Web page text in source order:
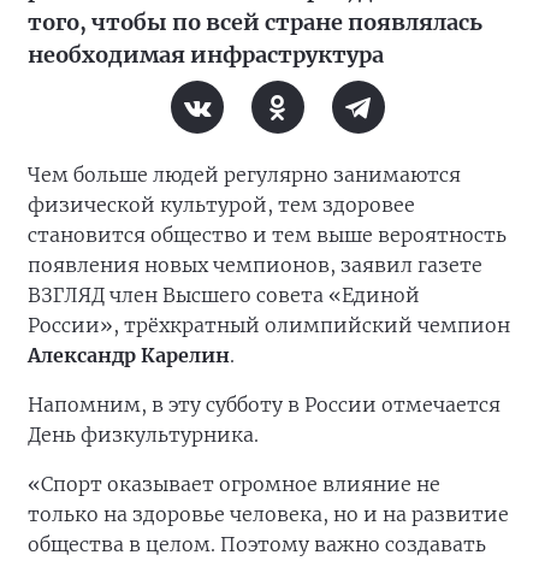
того, чтобы по всей стране появлялась
необходимая инфраструктура
Чем больше людей регулярно занимаются
физической культурой, тем здоровее
становится общество и тем выше вероятность
появления новых чемпионов, заявил газете
ВЗГЛЯД член Высшего совета «Единой
России», трёхкратный олимпийский чемпион
Александр Карелин.
Напомним, в эту субботу в России отмечается
День физкультурника.
«Спорт оказывает огромное влияние не
только на здоровье человека, но и на развитие
общества в целом. Поэтому важно создавать